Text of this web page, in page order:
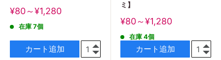
販
価
¥80～¥1,280
在庫 7個
カート追加
ミ】
販
価
¥80～¥1,280
在庫 4個
カート追加